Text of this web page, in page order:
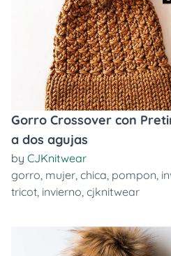
Gorro Crossover con
a dos agujas
by CJKnitwear
gorro, mujer, chica, pompon,
tricot, invierno, cjknitwear